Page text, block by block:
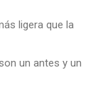
ligera que la
un antes y un